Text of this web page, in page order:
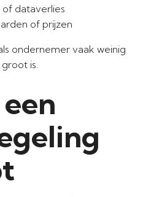
dataverlies
of prijzen
ondernemer vaak weinig
is.